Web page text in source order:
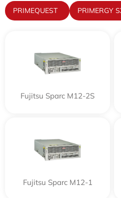
PRIMEQUEST PRIMERGY
Fujitsu Sparc M12-2S
Fujitsu Sparc M12-1